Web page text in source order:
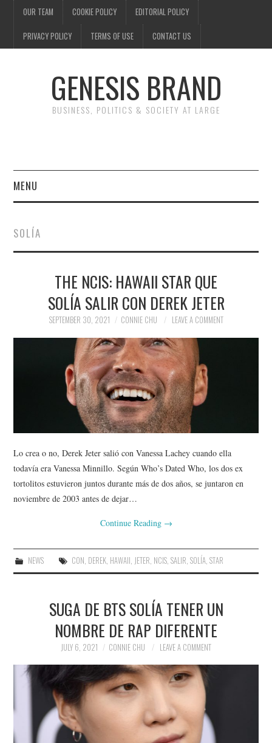
OUR TEAM COOKIE POLICY EDITORIAL POLICY
PRIVACY POLICY TERMS OF USE CONTACT US
GENESIS BRAND
BUSINESS, POLITICS & SOCIETY AT LARGE
MENU
FINANCE
POLITICS
SOCIETY
TECHNOLOGY
SOLÍA
THE NCIS: HAWAII STAR QUE
SOLÍA SALIR CON DEREK JETER
SEPTEMBER 30, 2021 CONNIE CHU LEAVE A COMMENT
Lo crea o no, Derek Jeter salió con Vanessa Lachey cuando ella
todavía era Vanessa Minnillo. Según Who’s Dated Who, los dos ex
tortolitos estuvieron juntos durante más de dos años, se juntaron en
noviembre de 2003 antes de dejar…
Continue Reading →
NEWS CON, DEREK, HAWAII, JETER, NCIS, SALIR, SOLÍA, STAR
SUGA DE BTS SOLÍA TENER UN
NOMBRE DE RAP DIFERENTE
JULY 6, 2021 CONNIE CHU LEAVE A COMMENT